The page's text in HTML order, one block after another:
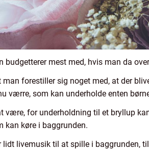
budgetterer mest med, hvis man da
forestiller sig noget med, at der
værre, som kan underholde enten
være, for underholdning til et bryllup
kan køre i baggrunden.
livemusik til at spille i baggrunden,